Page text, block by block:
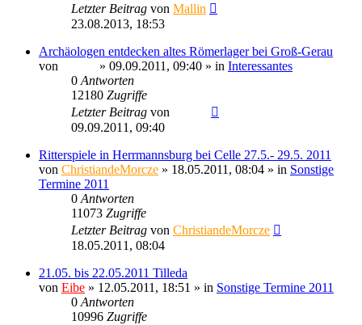
Letzter Beitrag von Mallin
23.08.2013, 18:53
Archäologen entdecken altes Römerlager bei Groß-Gerau
von
» 09.09.2011, 09:40 » in Interessantes
0 Antworten
12180 Zugriffe
Letzter Beitrag von
09.09.2011, 09:40
Ritterspiele in Herrmannsburg bei Celle 27.5.- 29.5. 2011
von ChristiandeMorcze » 18.05.2011, 08:04 » in Sonstige
Termine 2011
0 Antworten
11073 Zugriffe
Letzter Beitrag von ChristiandeMorcze
18.05.2011, 08:04
21.05. bis 22.05.2011 Tilleda
von Eibe » 12.05.2011, 18:51 » in Sonstige Termine 2011
0 Antworten
10996 Zugriffe